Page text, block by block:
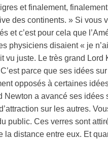
et finalement,
des continents. » Si vous
c’est pour cela que
physiciens disaient « je
vu juste. Le très grand
parce que ses idées
opposés à certaines
a avancé ses
sur les autres.
public. Ces verres sont
distance entre eux. Et